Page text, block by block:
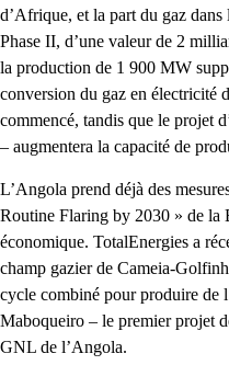
d’Afrique, et la part du gaz
Phase II, d’une valeur de 2
la production de 1 900 MW
conversion du gaz en électricité
commencé, tandis que le projet
– augmentera la capacité de
L’Angola prend déjà des
Routine Flaring by 2030 » de la
économique. TotalEnergies a
champ gazier de Cameia-
cycle combiné pour produire de
Maboqueiro – le premier projet
GNL de l’Angola.